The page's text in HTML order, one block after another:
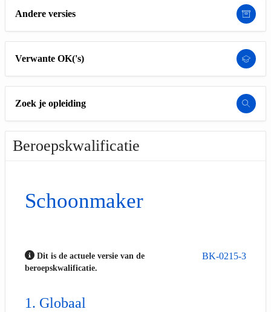
Andere versies
Verwante OK('s)
Zoek je opleiding
Beroepskwalificatie
Schoonmaker
BK-0215-3
Dit is de actuele versie van de
beroepskwalificatie.
Globaal